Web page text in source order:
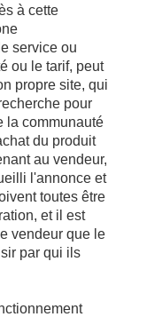
à cette
service ou
ou le tarif, peut
propre site, qui
pour
la communauté
du produit
au vendeur,
l'annonce et
toutes être
et il est
vendeur que le
par qui ils